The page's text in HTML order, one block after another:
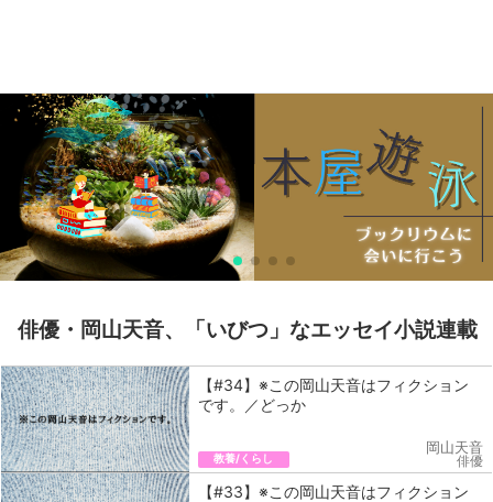
俳優・岡山天音、「いびつ」なエッセイ小説連載
【#34】※この岡山天音はフィクション
です。／どっか
教養/くらし
岡山天音
俳優
【#33】※この岡山天音はフィクション